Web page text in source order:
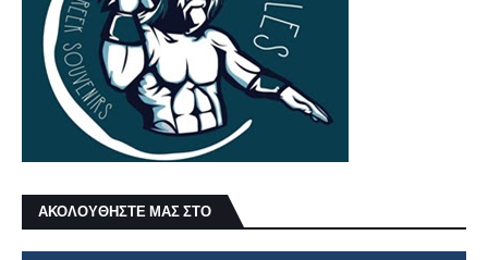
ΑΚΟΛΟΥΘΗΣΤΕ ΜΑΣ ΣΤΟ